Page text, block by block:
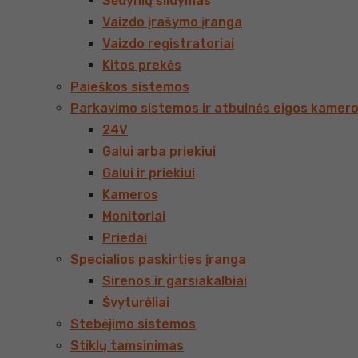
Vaizdo įrašymo įranga
Vaizdo registratoriai
Kitos prekės
Paieškos sistemos
Parkavimo sistemos ir atbuinės eigos
24V
Galui arba priekiui
Galui ir priekiui
Kameros
Monitoriai
Priedai
Specialios paskirties įranga
Sirenos ir garsiakalbiai
Švyturėliai
Stebėjimo sistemos
Stiklų tamsinimas